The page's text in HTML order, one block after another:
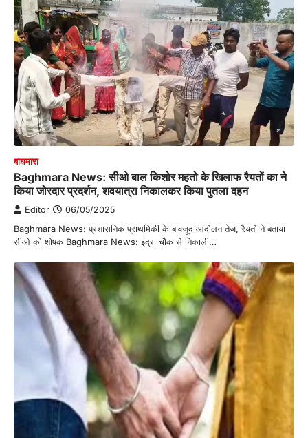
बाघमारा
Baghmara News: सीओ बाल किशोर महतो के खिलाफ रैयतों का ने
किया जोरदार प्रदर्शन, शवयात्रा निकालकर किया पुतला दहन
Editor 06/05/2025
Baghmara News: प्रशासनिक प्राथमिकी के बावजूद आंदोलन तेज, रैयतों ने बताया
सीओ को शोषक Baghmara News: इंद्रा चौक से निकाली…